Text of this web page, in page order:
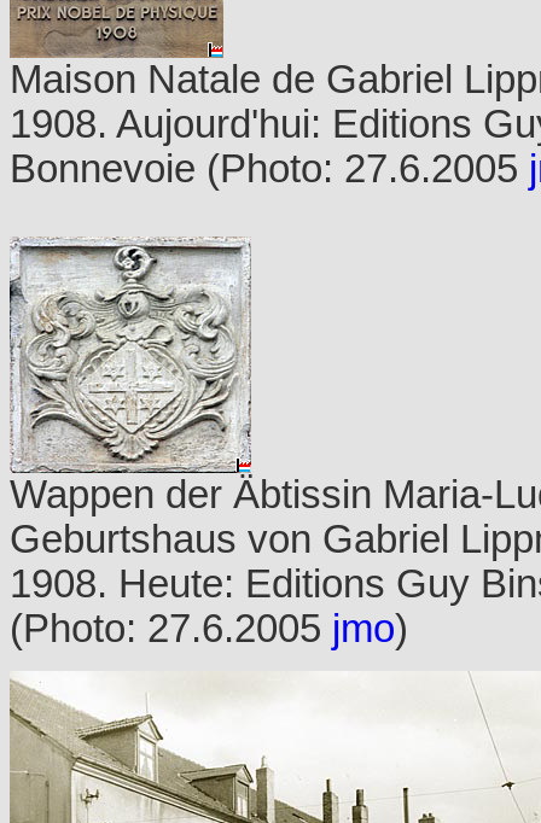
Maison Natale de Gabriel
1908. Aujourd'hui: Editions
Bonnevoie (Photo: 27.6.2005
Wappen der Äbtissin Maria-
Geburtshaus von Gabriel
1908. Heute: Editions Guy
(Photo: 27.6.2005 jmo)